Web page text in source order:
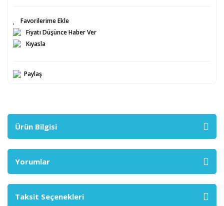
Fiyatı Düşünce Haber Ver
Kıyasla
Paylaş
Ürün Bilgisi
Yorumlar
Taksit Seçenekleri